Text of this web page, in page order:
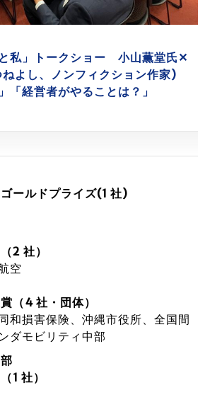
私」トークショー 小山薫堂氏✕
よし、ノンフィクション作家)
「経営者がやることは？」
ールドプライズ(1 社)
2 社）
空
（4 社・団体）
和損害保険、沖縄市役所、全国間
ダモビリティ中部
1 社）